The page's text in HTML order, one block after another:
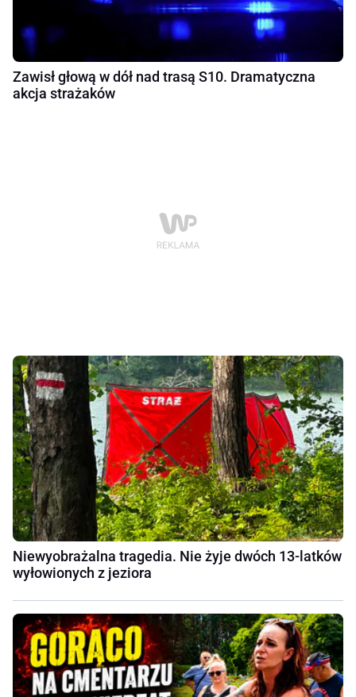
Zawisł głową w dół nad trasą S10. Dramatyczna
akcja strażaków
Niewyobrażalna tragedia. Nie żyje dwóch 13-latków
wyłowionych z jeziora